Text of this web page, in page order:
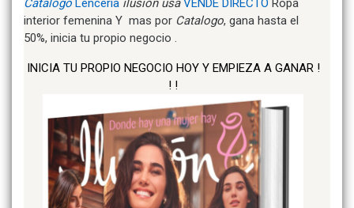
Catalogo Lencería ilusion usa VENDE DIRECTO Ropa
interior femenina Y mas por Catalogo, gana hasta el
50%, inicia tu propio negocio .
INICIA TU PROPIO NEGOCIO HOY Y EMPIEZA A GANAR !
! !